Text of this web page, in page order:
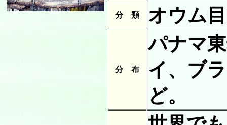
分 類 オウム
分 布
パナマ
イ、ブ
ど。